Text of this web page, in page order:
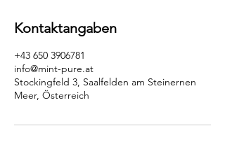
Kontaktangaben
+43 650 3906781
info@mint-pure.at
Stockingfeld 3, Saalfelden am Steinernen
Meer, Österreich